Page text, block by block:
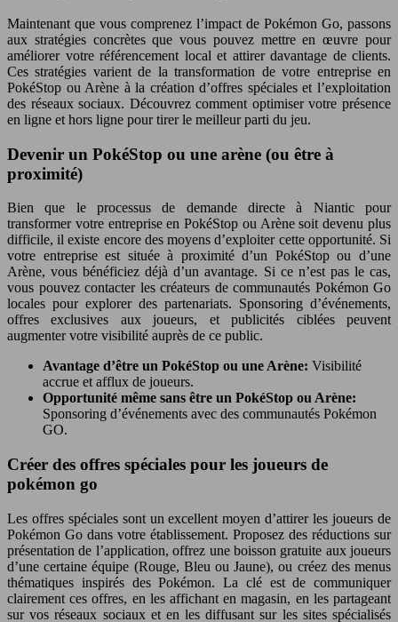
Maintenant que vous comprenez l’impact de Pokémon Go, passons
aux stratégies concrètes que vous pouvez mettre en œuvre pour
améliorer votre référencement local et attirer davantage de clients.
Ces stratégies varient de la transformation de votre entreprise en
PokéStop ou Arène à la création d’offres spéciales et l’exploitation
des réseaux sociaux. Découvrez comment optimiser votre présence
en ligne et hors ligne pour tirer le meilleur parti du jeu.
Devenir un PokéStop ou une arène (ou être à
proximité)
Bien que le processus de demande directe à Niantic pour
transformer votre entreprise en PokéStop ou Arène soit devenu plus
difficile, il existe encore des moyens d’exploiter cette opportunité. Si
votre entreprise est située à proximité d’un PokéStop ou d’une
Arène, vous bénéficiez déjà d’un avantage. Si ce n’est pas le cas,
vous pouvez contacter les créateurs de communautés Pokémon Go
locales pour explorer des partenariats. Sponsoring d’événements,
offres exclusives aux joueurs, et publicités ciblées peuvent
augmenter votre visibilité auprès de ce public.
Avantage d’être un PokéStop ou une Arène: Visibilité
accrue et afflux de joueurs.
Opportunité même sans être un PokéStop ou Arène:
Sponsoring d’événements avec des communautés Pokémon
GO.
Créer des offres spéciales pour les joueurs de
pokémon go
Les offres spéciales sont un excellent moyen d’attirer les joueurs de
Pokémon Go dans votre établissement. Proposez des réductions sur
présentation de l’application, offrez une boisson gratuite aux joueurs
d’une certaine équipe (Rouge, Bleu ou Jaune), ou créez des menus
thématiques inspirés des Pokémon. La clé est de communiquer
clairement ces offres, en les affichant en magasin, en les partageant
sur vos réseaux sociaux et en les diffusant sur les sites spécialisés